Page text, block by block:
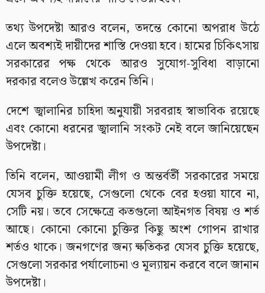
তথ্য উপদেষ্টা আরও বলেন, তদন্তে কোনো অপরাধ উঠে
এলে অবশ্যই দায়ীদের শাস্তি দেওয়া হবে। হামের চিকিৎসায়
সরকারের পক্ষ থেকে আরও সুযোগ-সুবিধা বাড়ানো
দরকার বলেও উল্লেখ করেন তিনি।
দেশে জ্বালানির চাহিদা অনুযায়ী সরবরাহ স্বাভাবিক রয়েছে
এবং কোনো ধরনের জ্বালানি সংকট নেই বলে জানিয়েছেন
উপদেষ্টা।
তিনি বলেন, আওয়ামী লীগ ও অন্তর্বর্তী সরকারের সময়ে
যেসব চুক্তি হয়েছে, সেগুলো থেকে বের হওয়া যাবে না,
সেটি নয়। তবে সেক্ষেত্রে কতগুলো আইনগত বিষয় ও শর্ত
আছে। কোনো কোনো চুক্তির কিছু অংশ গোপন রাখার
শর্তও থাকে। জনগণের জন্য ক্ষতিকর যেসব চুক্তি হয়েছে,
সেগুলো সরকার পর্যালোচনা ও মূল্যায়ন করবে বলে জানান
উপদেষ্টা।